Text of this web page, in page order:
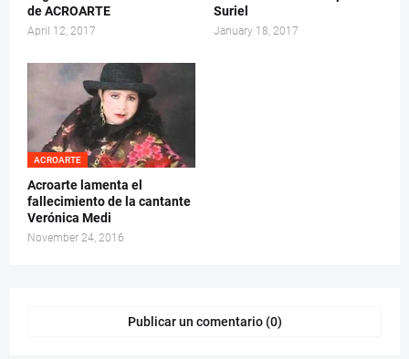
de ACROARTE
April 12, 2017
Suriel
January 18, 2017
ACROARTE
Acroarte lamenta el
fallecimiento de la cantante
Verónica Medi
November 24, 2016
Publicar un comentario (0)